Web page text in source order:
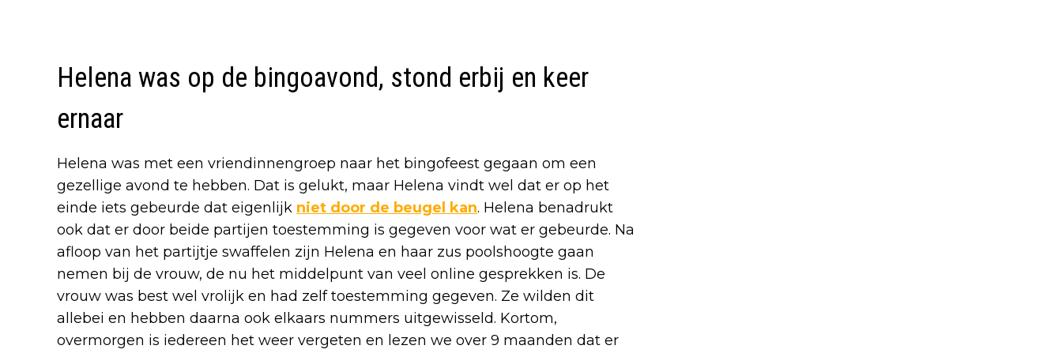
Helena was op de bingoavond, stond erbij en keer
ernaar
Helena was met een vriendinnengroep naar het bingofeest gegaan om een
gezellige avond te hebben. Dat is gelukt, maar Helena vindt wel dat er op het
einde iets gebeurde dat eigenlijk niet door de beugel kan. Helena benadrukt
ook dat er door beide partijen toestemming is gegeven voor wat er gebeurde. Na
afloop van het partijtje swaffelen zijn Helena en haar zus poolshoogte gaan
nemen bij de vrouw, de nu het middelpunt van veel online gesprekken is. De
vrouw was best wel vrolijk en had zelf toestemming gegeven. Ze wilden dit
allebei en hebben daarna ook elkaars nummers uitgewisseld. Kortom,
overmorgen is iedereen het weer vergeten en lezen we over 9 maanden dat er